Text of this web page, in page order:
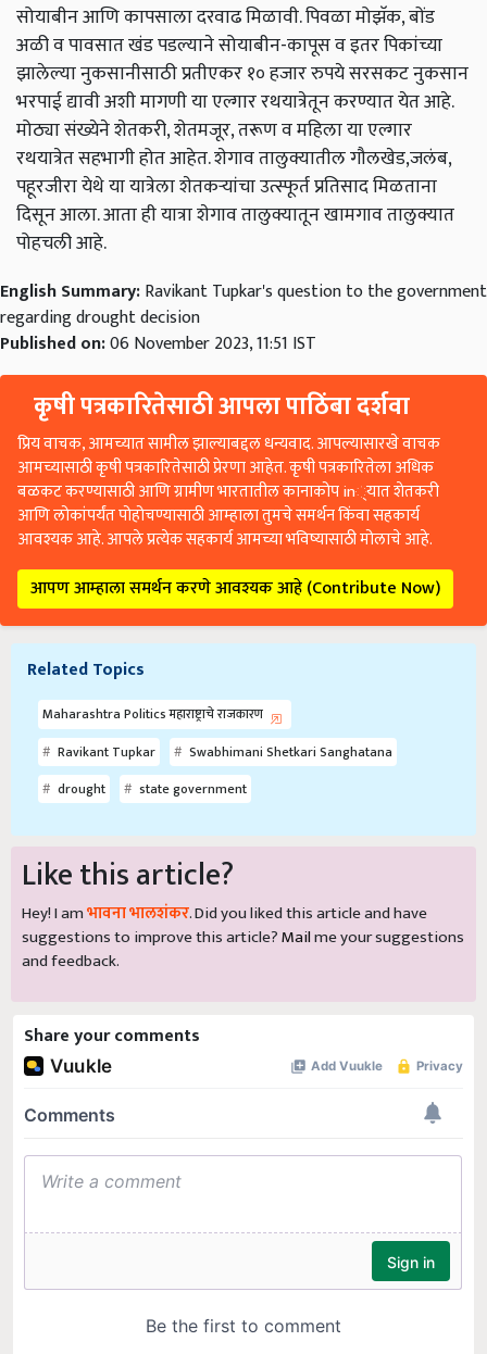
सोयाबीन आणि कापसाला दरवाढ मिळावी. पिवळा मोझॅक, बोंड
अळी व पावसात खंड पडल्याने सोयाबीन-कापूस व इतर पिकांच्या
झालेल्या नुकसानीसाठी प्रतीएकर १० हजार रुपये सरसकट नुकसान
भरपाई द्यावी अशी मागणी या एल्गार रथयात्रेतून करण्यात येत आहे.
मोठ्या संख्येने शेतकरी, शेतमजूर, तरूण व महिला या एल्गार
रथयात्रेत सहभागी होत आहेत. शेगाव तालुक्यातील गौलखेड,जलंब,
पहूरजीरा येथे या यात्रेला शेतकऱ्यांचा उत्स्फूर्त प्रतिसाद मिळताना
दिसून आला. आता ही यात्रा शेगाव तालुक्यातून खामगाव तालुक्यात
पोहचली आहे.
English Summary:Ravikant Tupkar's question to the government
regarding drought decision
Published on:06 November 2023, 11:51 IST
कृषी पत्रकारितेसाठी आपला पाठिंबा दर्शवा
प्रिय वाचक, आमच्यात सामील झाल्याबद्दल धन्यवाद. आपल्यासारखे वाचक
आमच्यासाठी कृषी पत्रकारितेसाठी प्रेरणा आहेत. कृषी पत्रकारितेला अधिक
बळकट करण्यासाठी आणि ग्रामीण भारतातील कानाकोप in्यात शेतकरी
आणि लोकांपर्यंत पोहोचण्यासाठी आम्हाला तुमचे समर्थन किंवा सहकार्य
आवश्यक आहे. आपले प्रत्येक सहकार्य आमच्या भविष्यासाठी मोलाचे आहे.
आपण आम्हाला समर्थन करणे आवश्यक आहे (Contribute Now)
Related Topics
Maharashtra Politics महाराष्ट्राचे राजकारण
Ravikant Tupkar
Swabhimani Shetkari Sanghatana
drought
state government
Like this article?
Hey! I amभावना भालशंकर. Did you liked this article and have
suggestions to improve this article?Mailme your suggestions
and feedback.
Share your comments